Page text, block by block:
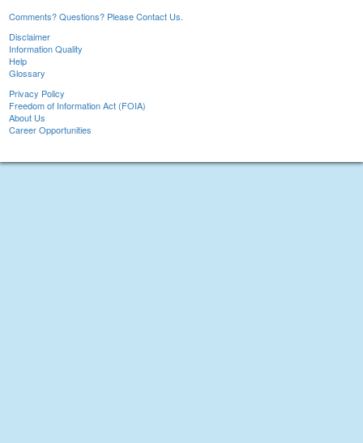
Comments? Questions? Please Contact Us.
Disclaimer
Information Quality
Help
Glossary
Privacy Policy
Freedom of Information Act (FOIA)
About Us
Career Opportunities